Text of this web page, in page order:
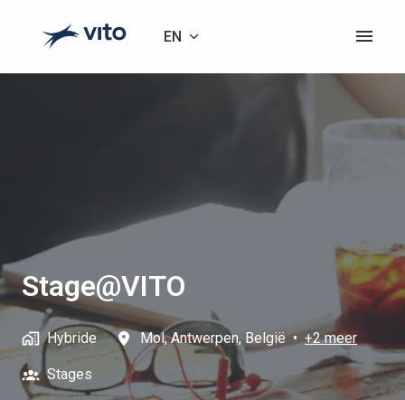
Homepage EN
Stage@VITO
Hybride Mol, Antwerpen, België • +2 meer
Stages